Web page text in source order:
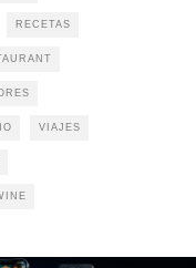
RECETAS
VIAJES